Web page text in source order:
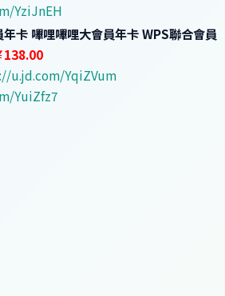
YziJnEH
年卡 嗶哩嗶哩大會員年卡 WPS聯合會員
138.00
u.jd.com/YqiZVum
YuiZfz7